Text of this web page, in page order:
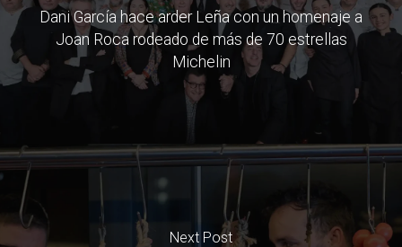
Dani García hace arder Leña con un homenaje a
Joan Roca rodeado de más de 70 estrellas
Michelin
Next Post